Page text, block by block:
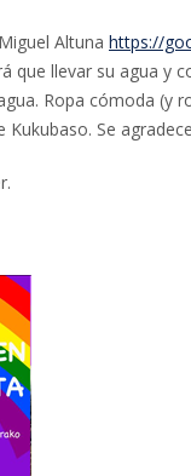
Altuna https://
que llevar su agua y
Ropa cómoda (y
Se